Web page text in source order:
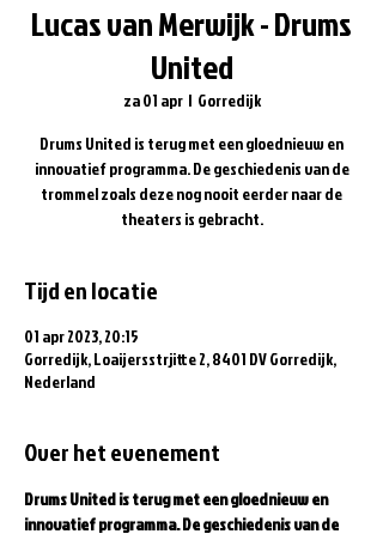
Lucas van Merwijk - Drums
United
za 01 apr
  |
Gorredijk
Drums United is terug met een gloednieuw en
innovatief programma. De geschiedenis van de
trommel zoals deze nog nooit eerder naar de
theaters is gebracht.
Tijd en locatie
01 apr 2023, 20:15
Gorredijk, Loaijersstrjitte 2, 8401 DV Gorredijk,
Nederland
Over het evenement
Drums United is terug met een gloednieuw en
innovatief programma. De geschiedenis van de